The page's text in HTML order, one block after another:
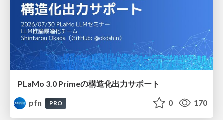
PLaMo 3.0 Primeの構造化出力サポート
pfn
PRO 0 170